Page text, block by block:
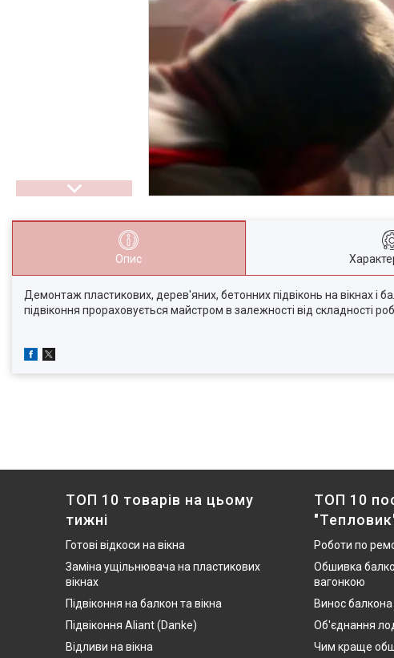
Опис
Демонтаж пластикових, дерев'яних, бетонних підвіконь на вікнах і
підвіконня прораховується майстром в залежності від складності
ТОП 10 товарів на цьому
тижні
Готові відкоси на вікна
Заміна ущільнювача на пластикових
вікнах
Підвіконня на балкон та вікна
Підвіконня Aliant (Danke)
Відливи на вікна
ТОП 10
Роботи по
Обшивка
вагонкою
Винос балкона
Об'єднання
Чим краще